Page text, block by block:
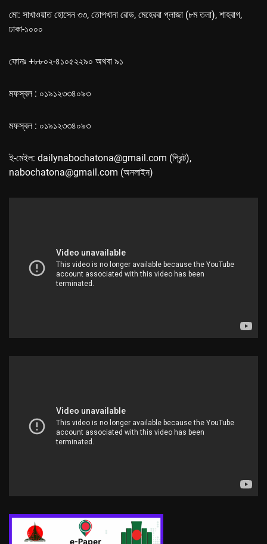
মো: সাখাওয়াত হোসেন ৩৩, তোপখানা রোড, মেহেরবা প্লাজা (৮ম তলা), শাহবাগ,
ঢাকা-১০০০
ফোনঃ +৮৮০২-৪১০৫২২৯০ অথবা ৯১
মফস্বল : ০১৯১২৩৩৪০৯৩
মফস্বল : ০১৯১২৩৩৪০৯৩
ই-মেইল: dailynabochatona@gmail.com (প্রিন্ট),
nabochatona@gmail.com (অনলাইন)